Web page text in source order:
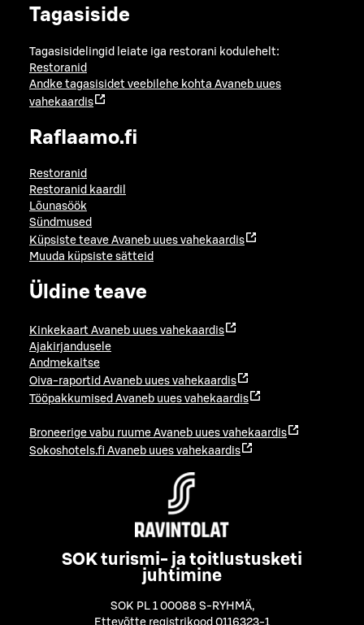
Tagasiside
Tagasisidelingid leiate iga restorani kodulehelt:
Restoranid
Andke tagasisidet veebilehe kohta Avaneb uues
vahekaardis
Raflaamo.fi
Restoranid
Restoranid kaardil
Lõunasöök
Sündmused
Küpsiste teave Avaneb uues vahekaardis
Muuda küpsiste sätteid
Üldine teave
Kinkekaart Avaneb uues vahekaardis
Ajakirjandusele
Andmekaitse
Oiva-raportid Avaneb uues vahekaardis
Tööpakkumised Avaneb uues vahekaardis
Broneerige vabu ruume Avaneb uues vahekaardis
Sokoshotels.fi Avaneb uues vahekaardis
SOK turismi- ja toitlustusketi
juhtimine
SOK PL 1 00088 S-RYHMÄ,
Ettevõtte registrikood 0116323-1